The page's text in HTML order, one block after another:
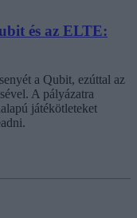
és az ELTE:
a Qubit, ezúttal az
A pályázatra
játékötleteket